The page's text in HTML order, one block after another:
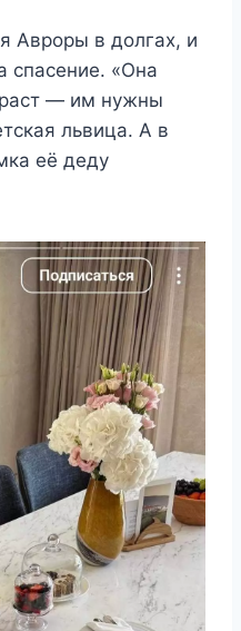
Авроры в долгах, и
спасение. «Она
— им нужны
львица. А в
её деду